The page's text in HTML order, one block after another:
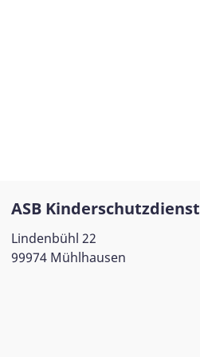
ASB Kinderschutzdienst
Lindenbühl 22
99974 Mühlhausen